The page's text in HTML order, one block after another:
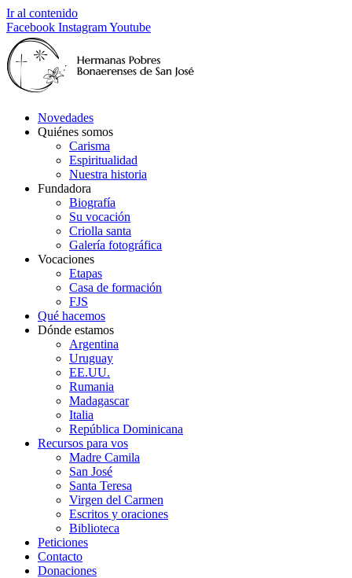
Ir al contenido
Facebook InstagramYoutube
Novedades
Quiénes somos
Carisma
Espiritualidad
Nuestra historia
Fundadora
Biografía
Su vocación
Criolla santa
Galería fotográfica
Vocaciones
Etapas
Casa de formación
FJS
Qué hacemos
Dónde estamos
Argentina
Uruguay
EE.UU.
Rumania
Madagascar
Italia
República Dominicana
Recursos para vos
Madre Camila
San José
Santa Teresa
Virgen del Carmen
Escritos y oraciones
Biblioteca
Peticiones
Contacto
Donaciones